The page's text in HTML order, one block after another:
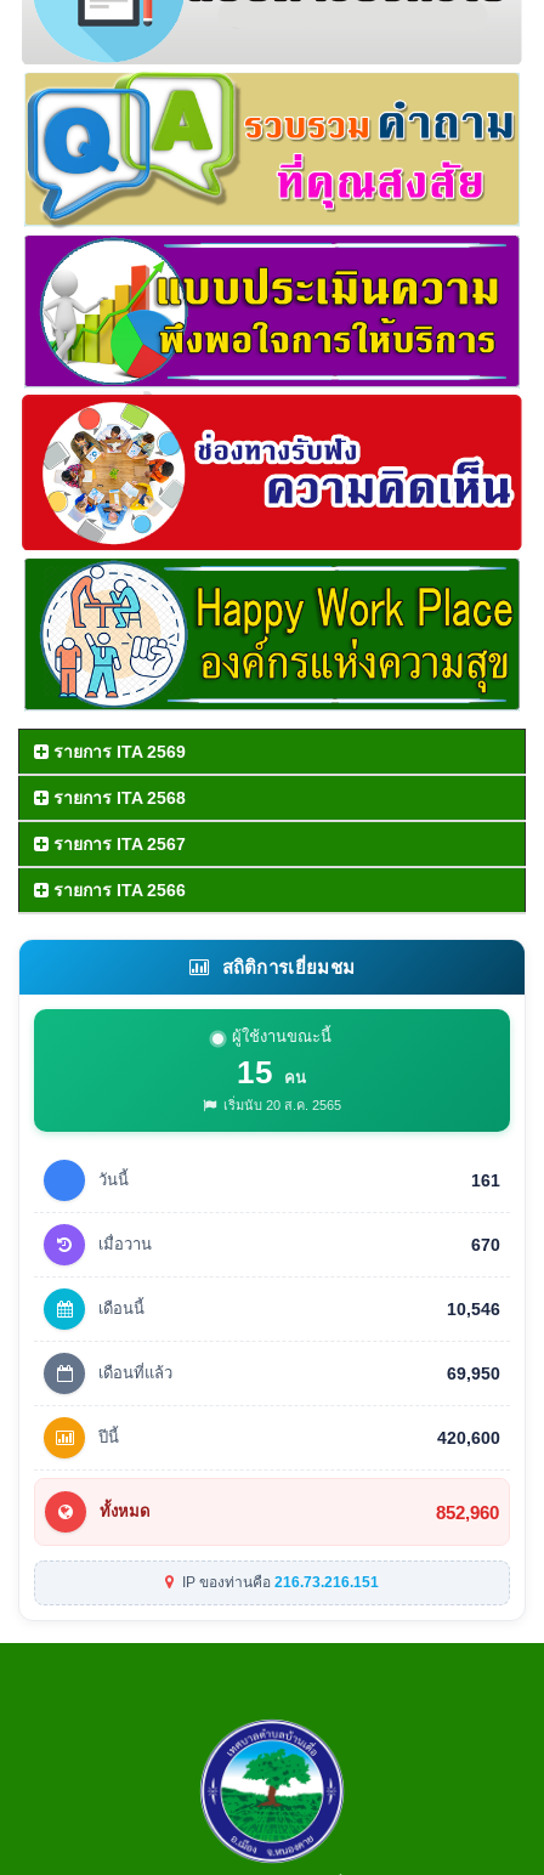
รายการ ITA 2569
รายการ ITA 2568
รายการ ITA 2567
รายการ ITA 2566
สถิติการเยี่ยมชม
ผู้ใช้งานขณะนี้
15 คน
เริ่มนับ 20 ส.ค. 2565
วันนี้ 161
เมื่อวาน 670
เดือนนี้ 10,546
เดือนที่แล้ว 69,950
ปีนี้ 420,600
ทั้งหมด 852,960
IP ของท่านคือ 216.73.216.151